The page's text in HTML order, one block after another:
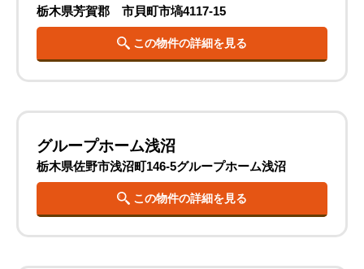
栃木県芳賀郡 市貝町市塙4117-15
この物件の詳細を見る
グループホーム浅沼
栃木県佐野市浅沼町146-5グループホーム浅沼
この物件の詳細を見る